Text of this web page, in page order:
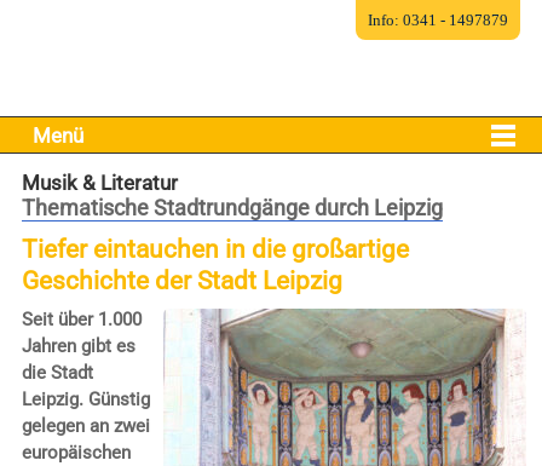
Menü
Musik & Literatur
Thematische Stadtrundgänge durch Leipzig
Tiefer eintauchen in die großartige
Geschichte der Stadt Leipzig
Seit über 1.000
Jahren gibt es
die Stadt
Leipzig. Günstig
gelegen an zwei
europäischen
Info: 0341 - 1497879